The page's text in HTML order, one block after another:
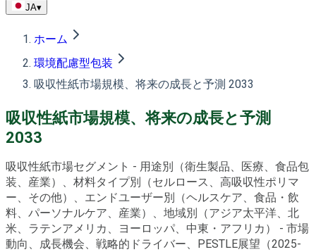
JA▾
ホーム
環境配慮型包装
吸収性紙市場規模、将来の成長と予測 2033
吸収性紙市場規模、将来の成長と予測
2033
吸収性紙市場セグメント - 用途別（衛生製品、医療、食品包
装、産業）、材料タイプ別（セルロース、高吸収性ポリマ
ー、その他）、エンドユーザー別（ヘルスケア、食品・飲
料、パーソナルケア、産業）、地域別（アジア太平洋、北
米、ラテンアメリカ、ヨーロッパ、中東・アフリカ） - 市場
動向、成長機会、戦略的ドライバー、PESTLE展望（2025-